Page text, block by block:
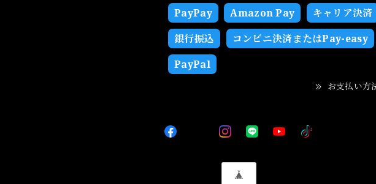
PayPay
Amazon Pay
キャリア決済
銀行振込
コンビニ決済またはPay-easy
PayPal
お支払い方